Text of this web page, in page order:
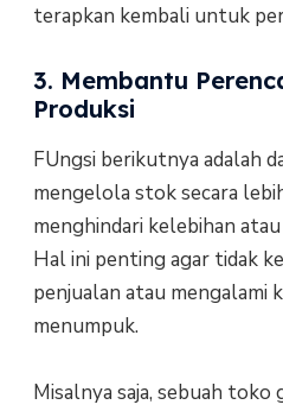
terapkan kembali untuk
3. Membantu
Produksi
FUngsi berikutnya adalah
mengelola stok secara
menghindari kelebihan
Hal ini penting agar tidak
penjualan atau mengalami
menumpuk.
Misalnya saja, sebuah